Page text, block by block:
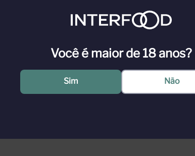
Faça Login
compraram uma antiga vinícola Kiola junto com
passou a utilizar o nome atual No comando da
era composta por sete fazendas e vinhedos
Você é maior de 18 anos?
Sim Não